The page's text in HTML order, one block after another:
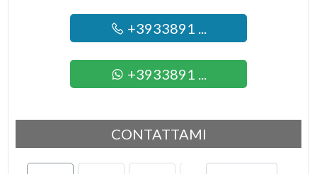
+3933891 ...
+3933891 ...
CONTATTAMI